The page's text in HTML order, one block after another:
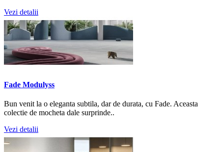
Vezi detalii
Fade Modulyss
Bun venit la o eleganta subtila, dar de durata, cu Fade. Aceasta
colectie de mocheta dale surprinde..
Vezi detalii